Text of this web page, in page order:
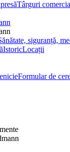
Târguri
siguranță,
IstoricLocații
Formular de